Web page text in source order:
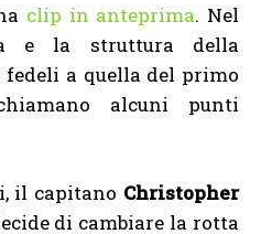
clip in anteprima. Nel
e la struttura della
a quella del primo
alcuni punti
il capitano Christopher
di cambiare la rotta